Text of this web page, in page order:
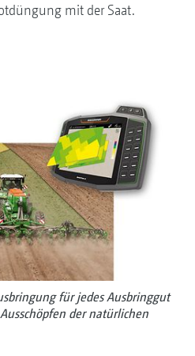
mit der Saat.
für jedes Ausbringgut
der natürlichen